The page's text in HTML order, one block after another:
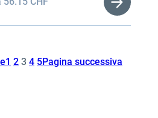
1 2 3 4 5Pagina successiva